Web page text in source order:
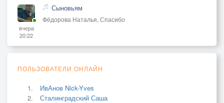
вчера
20:22
Сыновьям
Фёдорова Наталья, Спасибо
ПОЛЬЗОВАТЕЛИ ОНЛАЙН
ИвАнов Nick-Yves
Сталинградский Саша